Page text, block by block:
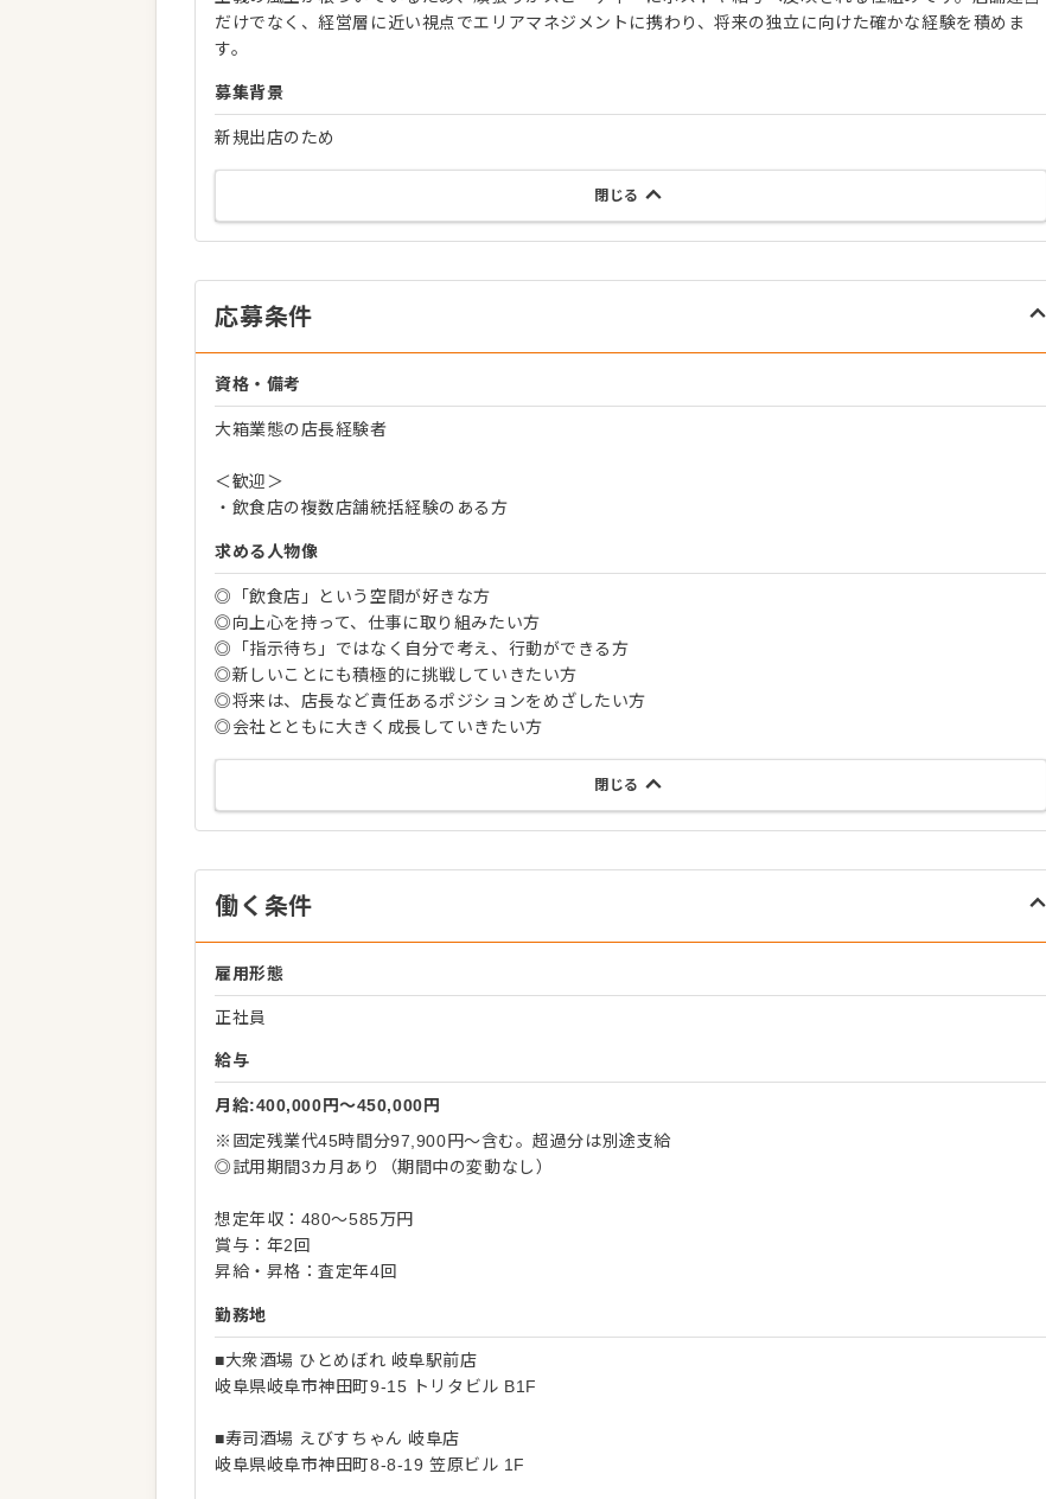
だけでなく、経営層に近い視点でエリアマネジメントに携わり、将来の独立に向けた確かな経験を積めま
す。
募集背景
新規出店のため
閉じる
応募条件
資格・備考
大箱業態の店長経験者
＜歓迎＞
・飲食店の複数店舗統括経験のある方
求める人物像
◎「飲食店」という空間が好きな方
◎向上心を持って、仕事に取り組みたい方
◎「指示待ち」ではなく自分で考え、行動ができる方
◎新しいことにも積極的に挑戦していきたい方
◎将来は、店長など責任あるポジションをめざしたい方
◎会社とともに大きく成長していきたい方
閉じる
働く条件
雇用形態
正社員
給与
月給:400,000円〜450,000円
※固定残業代45時間分97,900円～含む。超過分は別途支給
◎試用期間3カ月あり（期間中の変動なし）
想定年収：480～585万円
賞与：年2回
昇給・昇格：査定年4回
勤務地
■大衆酒場 ひとめぼれ 岐阜駅前店
岐阜県岐阜市神田町9-15 トリタビル B1F
■寿司酒場 えびすちゃん 岐阜店
岐阜県岐阜市神田町8-8-19 笠原ビル 1F